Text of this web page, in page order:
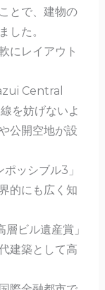
とで、建物の
した。
にレイアウト
Central
を妨げないよ
公開空地が設
ッシブル3」
的にも広く知
ビル遺産賞」
建築として高